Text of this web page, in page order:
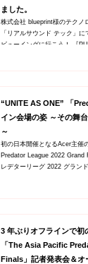
ました。
株式会社 blueprint様のテクノ
「リアルサウンド テック」
ビューイングに行こう！ 『
ミュニティの姿を執筆させて
“UNITE AS ONE” 「
イン会場の姿 ～その舞
～
初の日本開催となるAcer主催
Predator League 2022 Grand
レデターリーグ 2022 グラン
シーンでは“ドレッド隊長”と
3 年ぶりオフラインで初
「The Asia Pacific
Finals」記者発表会＆オ